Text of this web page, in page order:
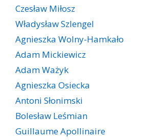
Czesław Miłosz
Władysław Szlengel
Agnieszka Wolny-Hamkało
Adam Mickiewicz
Adam Ważyk
Agnieszka Osiecka
Antoni Słonimski
Bolesław Leśmian
Guillaume Apollinaire